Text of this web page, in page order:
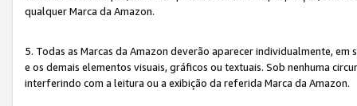
qualquer Marca da Amazon.
5. Todas as Marcas da Amazon deverão aparecer individualmente,
e os demais elementos visuais, gráficos ou textuais. Sob nenhuma
interferindo com a leitura ou a exibição da referida Marca da Amazon.